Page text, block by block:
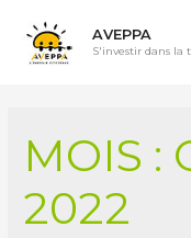
AVEPPA
S'investir dans la
MOIS :
2022